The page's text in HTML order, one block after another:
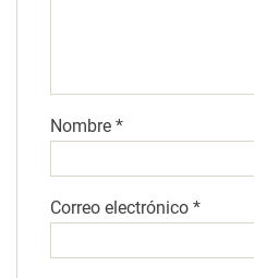
Nombre *
Correo electrónico *